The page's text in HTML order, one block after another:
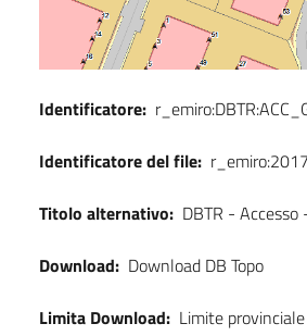
Identificatore:
Identificatore del file:
Titolo alternativo: DBTR - Accesso
Download: Download DB Topo
Limita Download: Limite provinciale